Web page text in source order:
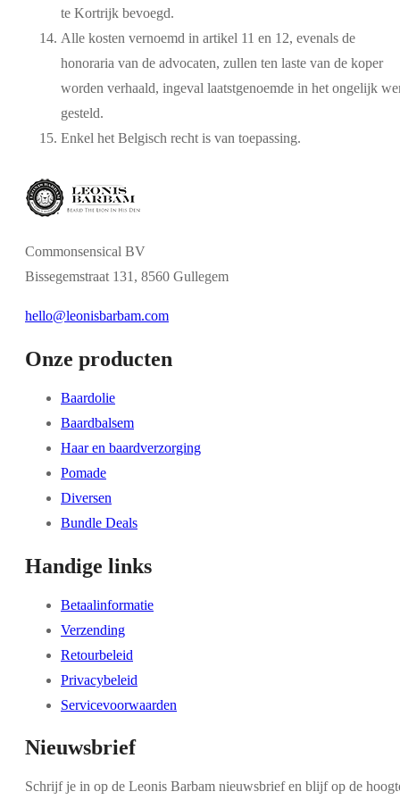
te Kortrijk bevoegd.
Alle kosten vernoemd in artikel 11 en 12, evenals de
honoraria van de advocaten, zullen ten laste van de koper
worden verhaald, ingeval laatstgenoemde in het ongelijk
gesteld.
Enkel het Belgisch recht is van toepassing.
Commonsensical BV
Bissegemstraat 131, 8560 Gullegem
hello@leonisbarbam.com
Onze producten
Baardolie
Baardbalsem
Haar en baardverzorging
Pomade
Diversen
Bundle Deals
Handige links
Betaalinformatie
Verzending
Retourbeleid
Privacybeleid
Servicevoorwaarden
Nieuwsbrief
Schrijf je in op de Leonis Barbam nieuwsbrief en blijf op de